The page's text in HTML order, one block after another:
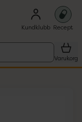
Kundklubb Recept
Varukorg